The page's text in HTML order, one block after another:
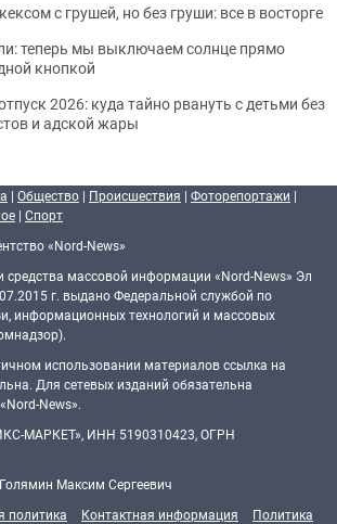
с грушей, но без груши: все в восторге
теперь мы выключаем солнце прямо
кнопкой
2026: куда тайно рвануть с детьми без
и адской жары
| Общество | Происшествия | Фоторепортажи |
| Спорт
«Nord-News»
средства массовой информации «Nord-News» Эл
г. выдано Федеральной службой по
информационных технологий и массовых
использовании материалов ссылка на
Для сетевых изданий обязательна
News».
МАРКЕТ», ИНН 5190310423, ОГРН
Максим Сергеевич
политика Контактная информация Политика